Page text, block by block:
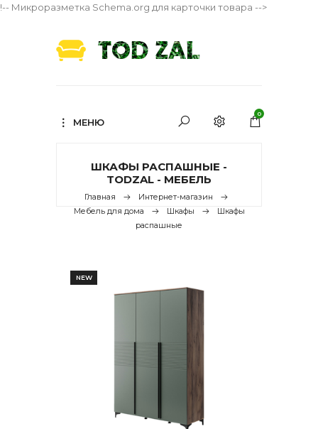
!-- Микроразметка Schema.org для карточки товара -->
МЕНЮ
0
ШКАФЫ РАСПАШНЫЕ -
TODZAL - МЕБЕЛЬ
Главная
Интернет-магазин
Мебель для дома
Шкафы
Шкафы
распашные
NEW